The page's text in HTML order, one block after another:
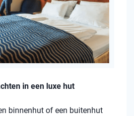
in een luxe hut
binnenhut of een buitenhut